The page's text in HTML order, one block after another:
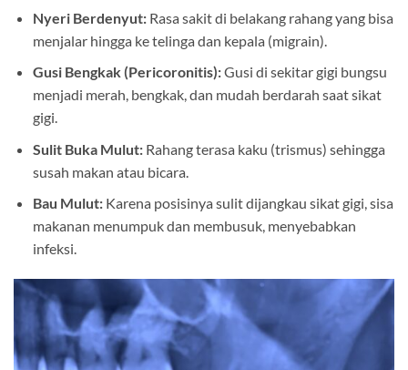
Nyeri Berdenyut:Rasa sakit di belakang rahang yang bisa
menjalar hingga ke telinga dan kepala (migrain).
Gusi Bengkak (Pericoronitis):Gusi di sekitar gigi bungsu
menjadi merah, bengkak, dan mudah berdarah saat sikat
gigi.
Sulit Buka Mulut:Rahang terasa kaku (trismus) sehingga
susah makan atau bicara.
Bau Mulut:Karena posisinya sulit dijangkau sikat gigi, sisa
makanan menumpuk dan membusuk, menyebabkan
infeksi.